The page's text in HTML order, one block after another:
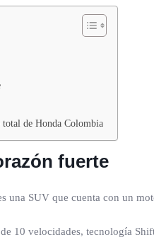
total de Honda Colombia
fuerte
una SUV que cuenta con un
10 velocidades, tecnología